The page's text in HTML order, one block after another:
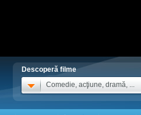
Descoperă filme
Comedie, acţiune, dramă, ...